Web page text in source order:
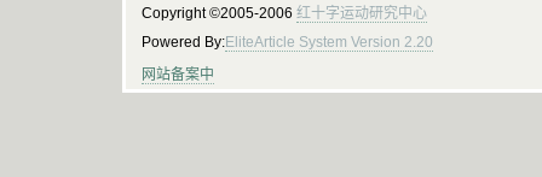
Copyright ©2005-2006 红十字运动研究中心
Powered By:EliteArticle System Version 2.20
网站备案中